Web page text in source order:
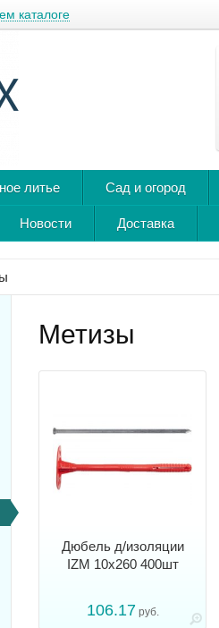
каталоге
литье Сад и огород
Новости Доставка
Метизы
Дюбель д/изоляции
IZM 10x260 400шт
106.17 руб.